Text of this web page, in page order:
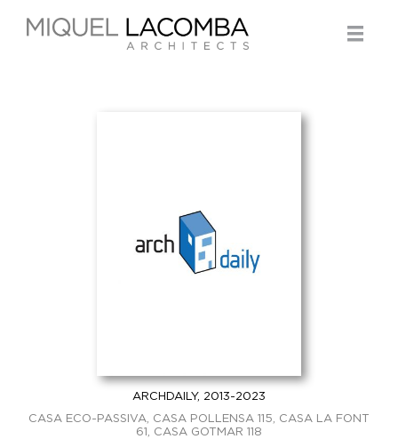
ARCHDAILY, 2013-2023
CASA ECO-PASSIVA, CASA POLLENSA 115, CASA LA FONT
61, CASA GOTMAR 118